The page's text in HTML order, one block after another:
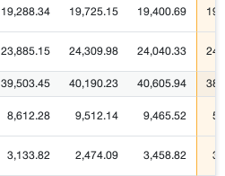
19,288.34 19,725.15 19,400.69
23,885.15 24,309.98 24,040.33
39,503.45 40,190.23 40,605.94
8,612.28 9,512.14 9,465.52
3,133.82 2,474.09 3,458.82